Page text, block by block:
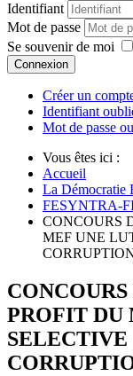
Identifiant
Mot de passe
Se souvenir de moi
Connexion
Créer un
Identifiant
Mot de passe
Vous êtes ici :
Accueil
La Démocratie
FESYNTRA-
CONCOURS
MEF UNE
PROFIT DU